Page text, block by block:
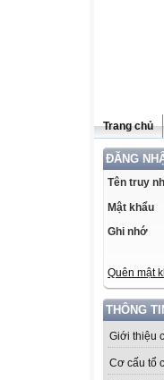
Trang chủ
ĐĂNG
Tên truy
Mật khẩu
Ghi nhớ
Quên mật
THÔNG
Giới thiệu
Cơ cấu tổ